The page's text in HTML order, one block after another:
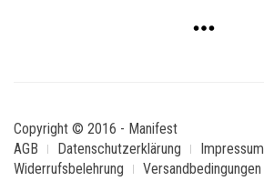
Copyright © 2016 - Manifest
AGB
Datenschutzerklärung Impressum
Widerrufsbelehrung
Versandbedingungen